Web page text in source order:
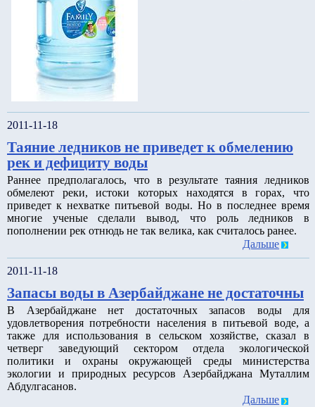
2011-11-18
Таяние ледников не приведет к обмелению
рек и дефициту воды
Раннее предполагалось, что в результате таяния ледников
обмелеют реки, истоки которых находятся в горах, что
приведет к нехватке питьевой воды. Но в последнее время
многие ученые сделали вывод, что роль ледников в
пополнении рек отнюдь не так велика, как считалось ранее.
Дальше
2011-11-18
Запасы воды в Азербайджане не достаточны
В Азербайджане нет достаточных запасов воды для
удовлетворения потребности населения в питьевой воде, а
также для использования в сельском хозяйстве, сказал в
четверг заведующий сектором отдела экологической
политики и охраны окружающей среды министерства
экологии и природных ресурсов Азербайджана Муталлим
Абдулгасанов.
Дальше